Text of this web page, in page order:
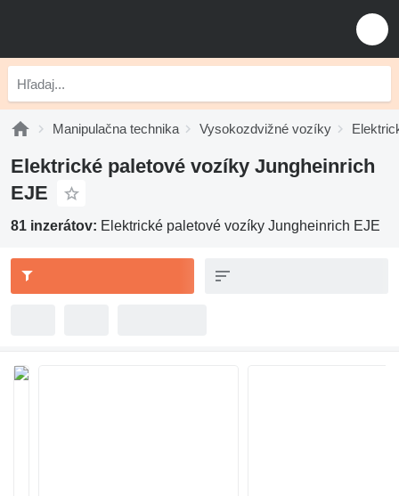
Manipulačna technika Vysokozdvižné vozíky
Elektrické paletové vozíky Jungheinrich
EJE
81 inzerátov: Elektrické paletové vozíky Jungheinrich EJE